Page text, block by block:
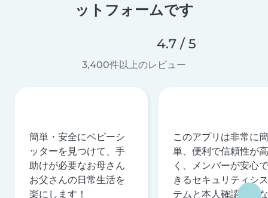
ットフォームです
4.7 / 5
3,400件以上のレビュー
簡単・安全にベビーシ
ッターを見つけて、手
助けが必要なお母さん
お父さんの日常生活を
楽にします！
このアプリは非常に簡
単、便利で信頼性が高
く、メンバーが安心で
きるセキュリティシス
テムと本人確認を行な